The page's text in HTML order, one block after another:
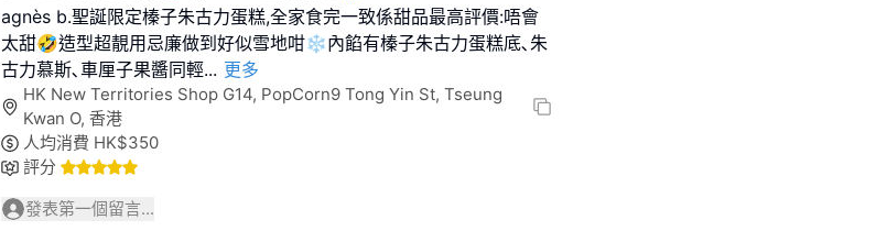
agnès b.聖誕限定榛子朱古力蛋糕,全家食完一致係甜品最高評價:唔會
太甜🤣造型超靚用忌廉做到好似雪地咁❄️內餡有榛子朱古力蛋糕底､朱
古力慕斯､車厘子果醬同輕... 更多
HK New Territories Shop G14, PopCorn9 Tong Yin St, Tseung
Kwan O, 香港
人均消費 HK$350
評分
發表第一個留言...